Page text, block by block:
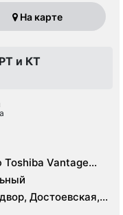
На карте
и КТ
Vantage
128 срезов, УЗИ
Достоевская,